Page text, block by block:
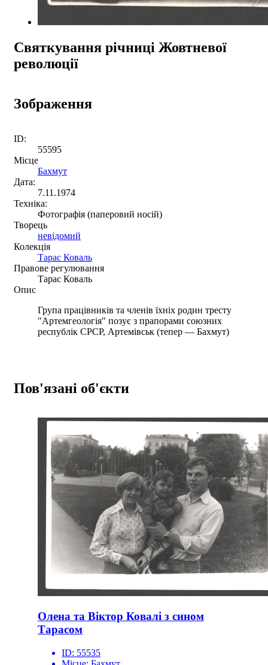
Святкування річниці Жовтневої
революції
Зображення
ID:
55595
Місце
Бахмут
Дата:
7.11.1974
Техніка:
Фотографія (паперовий носій)
Творець
невідомий
Колекція
Тарас Коваль
Правове регулювання
Тарас Коваль
Опис
Група працівників та членів їхніх родин тресту
"Артемгеологія" позує з прапорами союзних
республік СРСР, Артемівськ (тепер — Бахмут)
Пов'язані об'єкти
Олена та Віктор Ковалі з сином
Тарасом
ID: 55535